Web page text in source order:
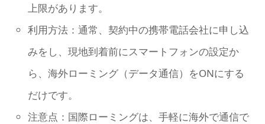
上限があります。
利用方法：通常、契約中の携帯電話会社に申し込
みをし、現地到着前にスマートフォンの設定か
ら、海外ローミング（データ通信）をONにする
だけです。
注意点：国際ローミングは、手軽に海外で通信で